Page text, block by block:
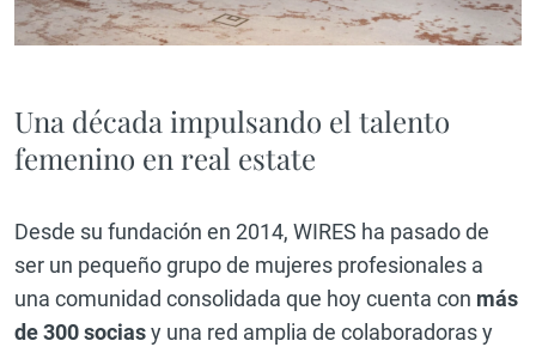
Una década impulsando el talento
femenino en real estate
Desde su fundación en 2014, WIRES ha pasado de
ser un pequeño grupo de mujeres profesionales a
una comunidad consolidada que hoy cuenta con más
de 300 sociasy una red amplia de colaboradoras y